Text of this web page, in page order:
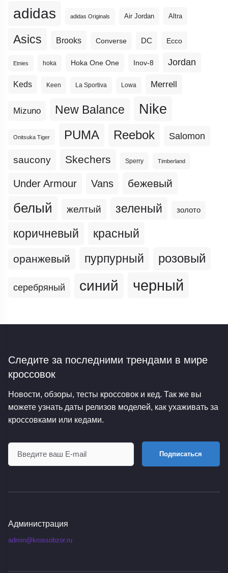
adidas adidas Originals Air Jordan Altra
Asics Brooks Converse DC Ecco
Etnies hoka Hoka One One Inov-8 Jordan
Keds Keen La Sportiva Lowa Merrell
Mizuno New Balance Nike
Onitsuka Tiger PUMA Reebok Salomon
saucony Skechers Sperry Timberland
Under Armour Vans бежевый
белый желтый зеленый золото
коричневый красный
оранжевый пурпурный розовый
серебряный синий черный
Следите за последними трендами в мире
кроссовок
Новости, обзоры, тесты кроссовок и кед. Так же вы
можете узнать даты релизов моделей, как ухаживать за
кроссовками или кедами.
Подписаться
Администрация
admin@krossobzor.ru